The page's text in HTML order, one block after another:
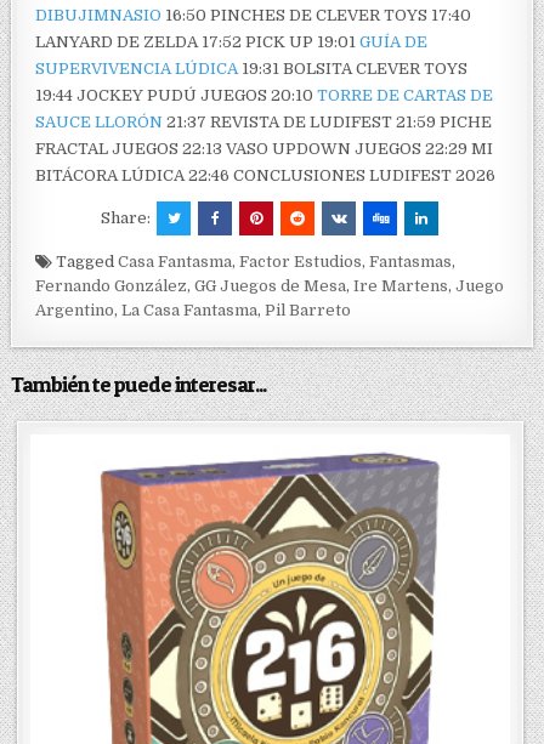
DIBUJIMNASIO 16:50 PINCHES DE CLEVER TOYS 17:40
LANYARD DE ZELDA 17:52 PICK UP 19:01GUÍA DE
SUPERVIVENCIA LÚDICA19:31 BOLSITA CLEVER TOYS
19:44 JOCKEY PUDÚ JUEGOS 20:10TORRE DE CARTAS DE
SAUCE LLORÓN 21:37 REVISTA DE LUDIFEST 21:59 PICHE
FRACTAL JUEGOS 22:13 VASO UPDOWN JUEGOS 22:29 MI
BITÁCORA LÚDICA 22:46 CONCLUSIONES LUDIFEST 2026
Share:
TaggedCasa Fantasma,Factor Estudios,Fantasmas,
Fernando González,GG Juegos de Mesa,Ire Martens,Juego
Argentino,La Casa Fantasma,Pil Barreto
También te puede interesar...